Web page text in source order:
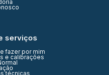
serviços
fazer por mim
e calibrações
técnicas